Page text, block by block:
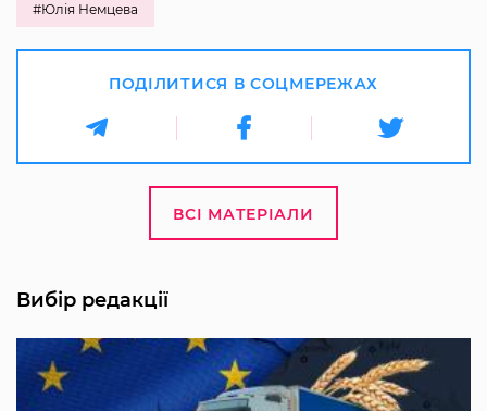
#Юлія Немцева
ПОДІЛИТИСЯ В СОЦМЕРЕЖАХ
ВСІ МАТЕРІАЛИ
Вибір редакції